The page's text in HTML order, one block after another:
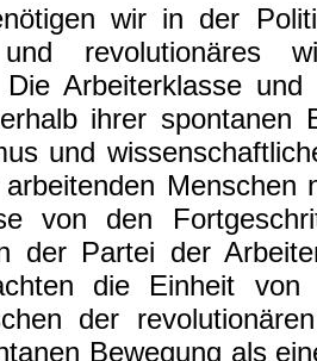
wir in der
revolutionäres
Die Arbeiterklasse
ihrer spontanen
und
Menschen
von den
der Partei der
die Einheit
der
Bewegung als